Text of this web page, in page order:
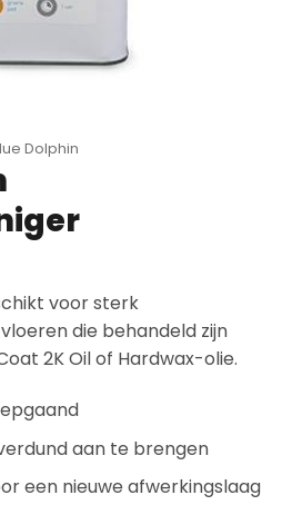
Dolphin
voor sterk
die behandeld zijn
2K Oil of Hardwax-olie.
aan te brengen
een nieuwe afwerkingslaag